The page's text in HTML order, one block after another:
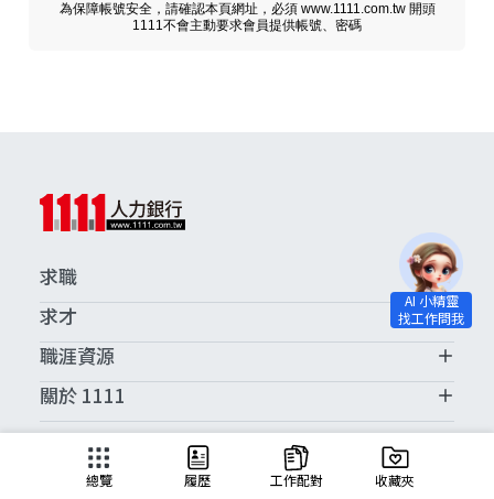
為保障帳號安全，請確認本頁網址，必須 www.1111.com.tw 開頭
1111不會主動要求會員提供帳號、密碼
求職
求才
職涯資源
關於 1111
求職服務中心
總覽 履歷 工作配對 收藏夾